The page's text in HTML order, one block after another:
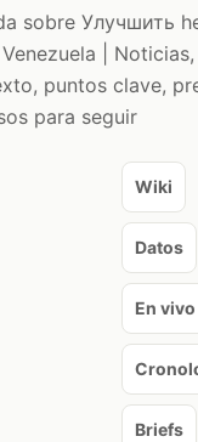
sobre Улучшить
|
puntos clave,
para seguir
Wiki
Datos
En vivo
Briefs